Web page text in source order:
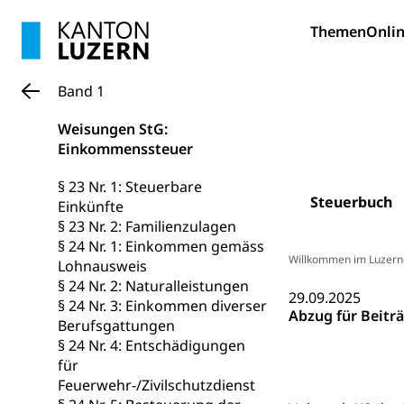
Themen
Steuerbuch
Band 1
Weisungen StG:
Einkommenssteuer
§ 23 Nr. 1: Steuerbare
Einkünfte
§ 23 Nr. 2: Familienzulagen
§ 24 Nr. 1: Einkommen gemäss
Lohnausweis
§ 24 Nr. 2: Naturalleistungen
§ 24 Nr. 3: Einkommen diverser
Berufsgattungen
§ 24 Nr. 4: Entschädigungen
für
Feuerwehr-/Zivilschutzdienst
Willkommen im
29.09.2025
Abzug für
Hunde
Bestattung,
Kantonaler
Polizei